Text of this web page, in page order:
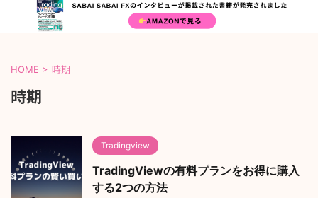
HOME > 時期
時期
Tradingview
TradingViewの有料プランをお得に購入
する2つの方法